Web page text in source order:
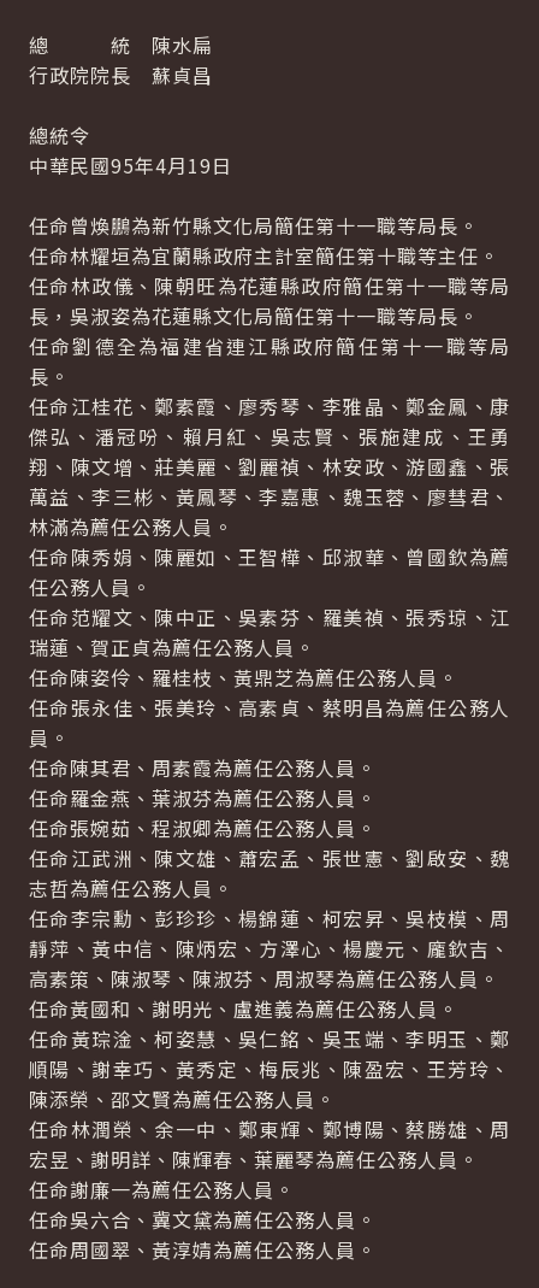
總 統 陳水扁
行政院院長 蘇貞昌
總統令
中華民國95年4月19日
任命曾煥鵬為新竹縣文化局簡任第十一職等局長。
任命林耀垣為宜蘭縣政府主計室簡任第十職等主任。
任命林政儀、陳朝旺為花蓮縣政府簡任第十一職等局
長，吳淑姿為花蓮縣文化局簡任第十一職等局長。
任命劉德全為福建省連江縣政府簡任第十一職等局
長。
任命江桂花、鄭素霞、廖秀琴、李雅晶、鄭金鳳、康
傑弘、潘冠吩、賴月紅、吳志賢、張施建成、王勇
翔、陳文增、莊美麗、劉麗禎、林安政、游國鑫、張
萬益、李三彬、黃鳳琴、李嘉惠、魏玉蓉、廖彗君、
林滿為薦任公務人員。
任命陳秀娟、陳麗如、王智樺、邱淑華、曾國欽為薦
任公務人員。
任命范耀文、陳中正、吳素芬、羅美禎、張秀琼、江
瑞蓮、賀正貞為薦任公務人員。
任命陳姿伶、羅桂枝、黃鼎芝為薦任公務人員。
任命張永佳、張美玲、高素貞、蔡明昌為薦任公務人
員。
任命陳其君、周素霞為薦任公務人員。
任命羅金燕、葉淑芬為薦任公務人員。
任命張婉茹、程淑卿為薦任公務人員。
任命江武洲、陳文雄、蕭宏孟、張世憲、劉啟安、魏
志哲為薦任公務人員。
任命李宗勳、彭珍珍、楊錦蓮、柯宏昇、吳枝模、周
靜萍、黃中信、陳炳宏、方澤心、楊慶元、龐欽吉、
高素策、陳淑琴、陳淑芬、周淑琴為薦任公務人員。
任命黃國和、謝明光、盧進義為薦任公務人員。
任命黃琮淦、柯姿慧、吳仁銘、吳玉端、李明玉、鄭
順陽、謝幸巧、黃秀定、梅辰兆、陳盈宏、王芳玲、
陳添榮、邵文賢為薦任公務人員。
任命林潤榮、余一中、鄭東輝、鄭博陽、蔡勝雄、周
宏昱、謝明詳、陳輝春、葉麗琴為薦任公務人員。
任命謝廉一為薦任公務人員。
任命吳六合、冀文黛為薦任公務人員。
任命周國翠、黃淳婧為薦任公務人員。